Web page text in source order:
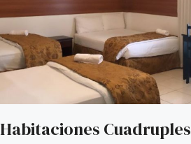
Habitaciones Cuadruples